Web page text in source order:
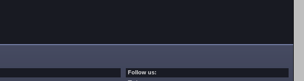
Follow us: